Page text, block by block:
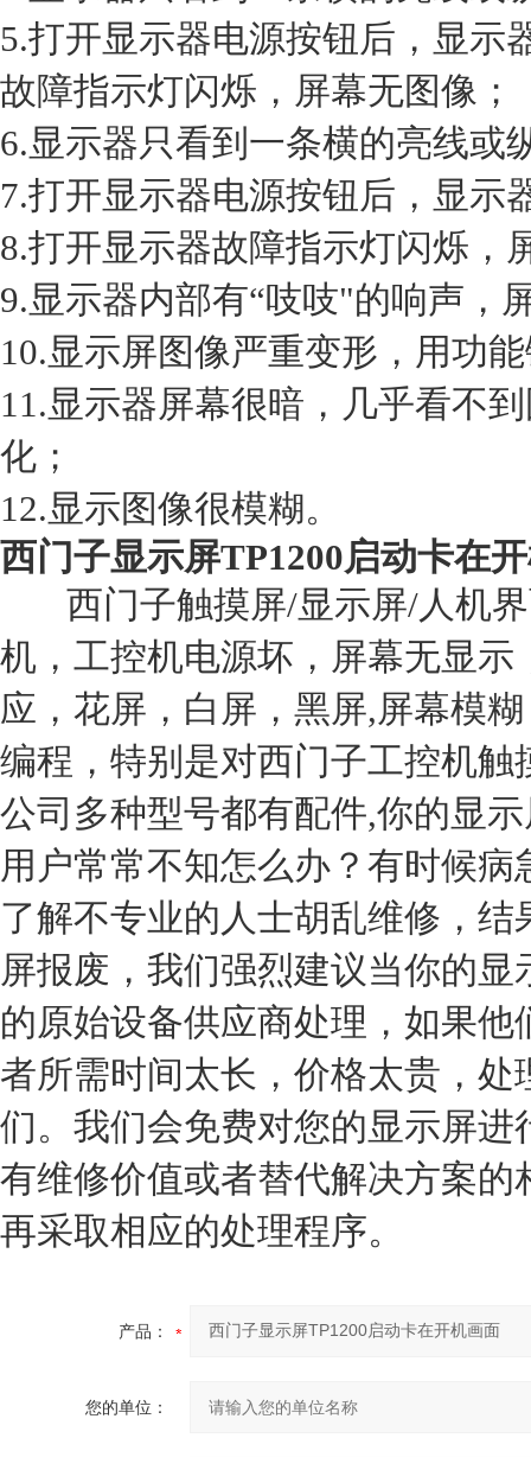
5.打开显示器电源按钮后，显
故障指示灯闪烁，屏幕无图像；
6.显示器只看到一条横的亮线或
7.打开显示器电源按钮后，显示
8.打开显示器故障指示灯闪烁，
9.显示器内部有“吱吱"的响声，
10.显示屏图像严重变形，用功
11.显示器屏幕很暗，几乎看不
化；
12.显示图像很模糊。
西门子显示屏TP1200启动卡在
西门子触摸屏/显示屏/人机界
机，工控机电源坏，屏幕无显
应，花屏，白屏，黑屏,屏幕模
编程，特别是对西门子工控机
公司多种型号都有配件,你的显
用户常常不知怎么办？有时候
了解不专业的人士胡乱维修，
屏报废，我们强烈建议当你的显
的原始设备供应商处理，如果
者所需时间太长，价格太贵，
们。我们会免费对您的显示屏进
有维修价值或者替代解决方案
再采取相应的处理程序。
产品：
您的单位：